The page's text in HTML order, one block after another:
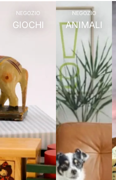
NEGOZIO
GIOCHI
NEGOZIO
ANIMALI